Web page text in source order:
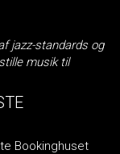
jazz-standards og
musik til
Bookinghuset